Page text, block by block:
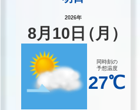
2026年
8月 10 日（月）
同時刻の
予想温度
27℃